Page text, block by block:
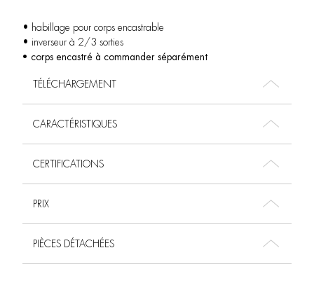
• habillage pour corps encastrable
• inverseur à 2/3 sorties
• corps encastré à commander séparément
TÉLÉCHARGEMENT
CARACTÉRISTIQUES
CERTIFICATIONS
PRIX
PIÈCES DÉTACHÉES